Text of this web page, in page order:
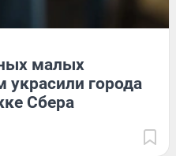
малых
украсили города
Сбера